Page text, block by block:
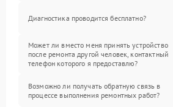
Диагностика проводится бесплатно?
Может ли вместо меня принять устройство
после ремонта другой человек, контактный
телефон которого я предоставлю?
Возможно ли получать обратную связь в
процессе выполнения ремонтных работ?